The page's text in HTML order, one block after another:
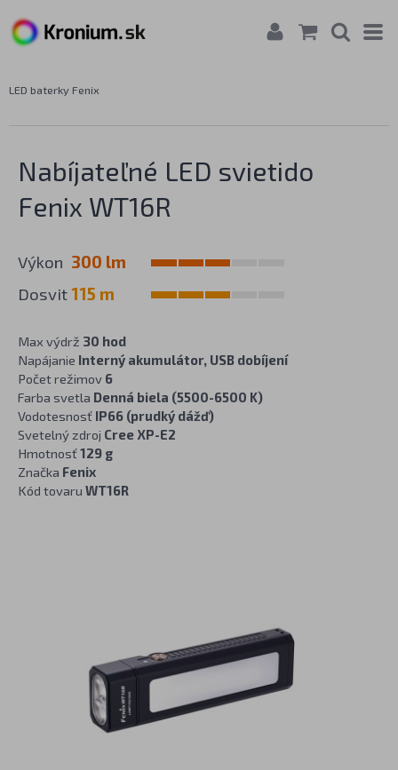
LED baterky Fenix
Nabíjateľné LED svietido
Fenix WT16R
Výkon 300 lm
Dosvit115 m
Max výdrž 30 hod
Napájanie Interný akumulátor, USB dobíjení
Počet režimov 6
Farba svetla Denná biela (5500-6500 K)
Vodotesnosť IP66 (prudký dážď)
Svetelný zdroj Cree XP-E2
Hmotnosť 129 g
Značka Fenix
Kód tovaru WT16R